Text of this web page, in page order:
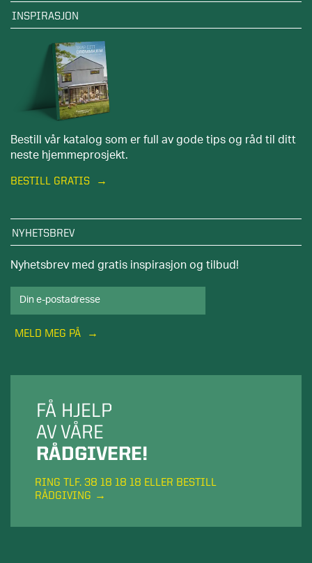
INSPIRASJON
Bestill vår katalog som er full av gode tips og råd til ditt
neste hjemmeprosjekt.
BESTILL GRATIS
NYHETSBREV
Nyhetsbrev med gratis inspirasjon og tilbud!
MELD MEG PÅ
FÅ HJELP
AV VÅRE
RÅDGIVERE!
RING TLF. 38 18 18 18 ELLER BESTILL
RÅDGIVING